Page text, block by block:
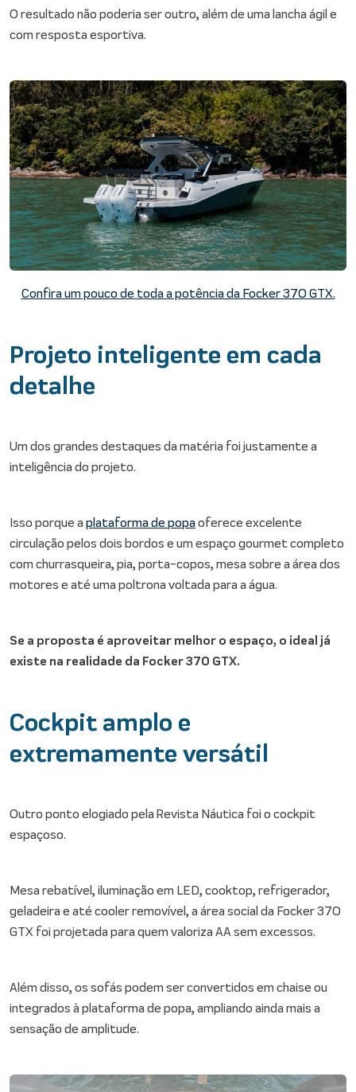
O resultado não poderia ser outro, além de uma lancha ágil e
com resposta esportiva.
Confira um pouco de toda a potência da Focker 370 GTX.
Projeto inteligente em cada
detalhe
Um dos grandes destaques da matéria foi justamente a
inteligência do projeto.
Isso porque a plataforma de popaoferece excelente
circulação pelos dois bordos e um espaço gourmet completo
com churrasqueira, pia, porta-copos, mesa sobre a área dos
motores e até uma poltrona voltada para a água.
Se a proposta é aproveitar melhor o espaço, o ideal já
existe na realidade da Focker 370 GTX.
Cockpit amplo e
extremamente versátil
Outro ponto elogiado pela Revista Náutica foi o cockpit
espaçoso.
Mesa rebatível, iluminação em LED, cooktop, refrigerador,
geladeira e até cooler removível, a área social da Focker 370
GTX foi projetada para quem valoriza AA sem excessos.
Além disso, os sofás podem ser convertidos em chaise ou
integrados à plataforma de popa, ampliando ainda mais a
sensação de amplitude.